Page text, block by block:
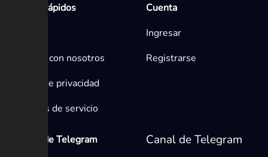
Enlaces rápidos
Contacta con nosotros
Política de privacidad
Términos de servicio
Cuenta
Ingresar
Registrarse
Medios de Telegram
Canal de Telegram